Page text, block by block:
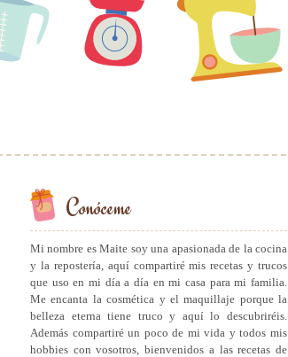
Conóceme
Mi nombre es Maite soy una apasionada de la cocina
y la repostería, aquí compartiré mis recetas y trucos
que uso en mi día a día en mi casa para mi familia.
Me encanta la cosmética y el maquillaje porque la
belleza eterna tiene truco y aquí lo descubriréis.
Además compartiré un poco de mi vida y todos mis
hobbies con vosotros, bienvenidos a las recetas de